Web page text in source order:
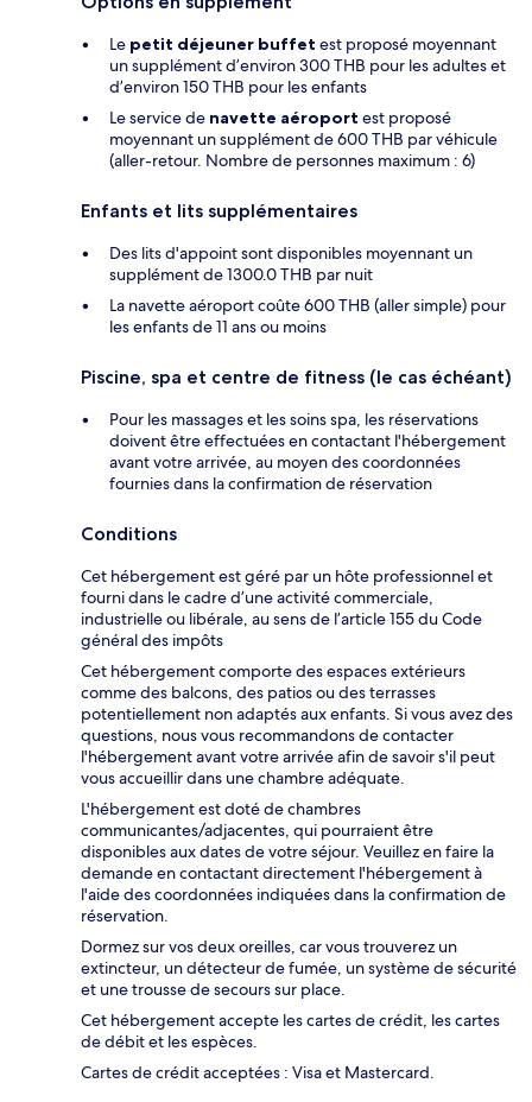
Le petit déjeuner buffet est proposé moyennant
un supplément d’environ 300 THB pour les adultes et
d’environ 150 THB pour les enfants
Le service de navette aéroport est proposé
moyennant un supplément de 600 THB par véhicule
(aller-retour. Nombre de personnes maximum : 6)
Enfants et lits supplémentaires
Des lits d'appoint sont disponibles moyennant un
supplément de 1300.0 THB par nuit
La navette aéroport coûte 600 THB (aller simple) pour
les enfants de 11 ans ou moins
Piscine, spa et centre de fitness (le cas échéant)
Pour les massages et les soins spa, les réservations
doivent être effectuées en contactant l'hébergement
avant votre arrivée, au moyen des coordonnées
fournies dans la confirmation de réservation
Conditions
Cet hébergement est géré par un hôte professionnel et
fourni dans le cadre d’une activité commerciale,
industrielle ou libérale, au sens de l’article 155 du Code
général des impôts
Cet hébergement comporte des espaces extérieurs
comme des balcons, des patios ou des terrasses
potentiellement non adaptés aux enfants. Si vous avez des
questions, nous vous recommandons de contacter
l'hébergement avant votre arrivée afin de savoir s'il peut
vous accueillir dans une chambre adéquate.
L'hébergement est doté de chambres
communicantes/adjacentes, qui pourraient être
disponibles aux dates de votre séjour. Veuillez en faire la
demande en contactant directement l'hébergement à
l'aide des coordonnées indiquées dans la confirmation de
réservation.
Dormez sur vos deux oreilles, car vous trouverez un
extincteur, un détecteur de fumée, un système de sécurité
et une trousse de secours sur place.
Cet hébergement accepte les cartes de crédit, les cartes
de débit et les espèces.
Cartes de crédit acceptées : Visa et Mastercard.